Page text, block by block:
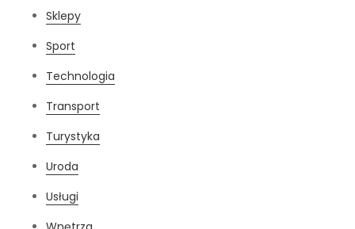
Sklepy
Sport
Technologia
Transport
Turystyka
Uroda
Usługi